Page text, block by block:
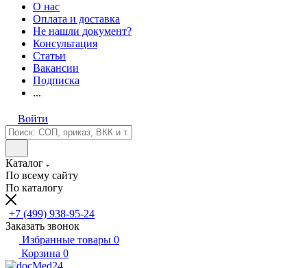
О нас
Оплата и доставка
Не нашли документ?
Консультация
Статьи
Вакансии
Подписка
...
Войти
Каталог
По всему сайту
По каталогу
+7 (499) 938-95-24
Заказать звонок
Избранные товары 0
Корзина 0